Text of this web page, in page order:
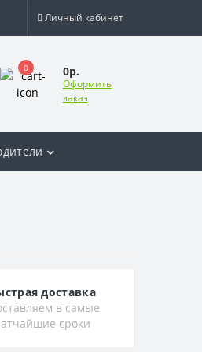
Личный кабинет
0 0р.
Оформить
заказ
доставка
в самые
сроки